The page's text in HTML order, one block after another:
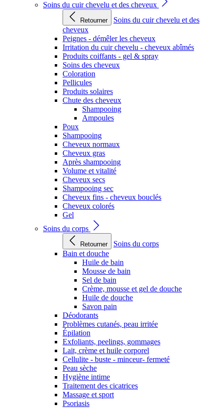
Soins du cuir chevelu et des cheveux
Retourner
Soins du cuir chevelu et des
cheveux
Peignes - démêler les cheveux
Irritation du cuir chevelu - cheveux abîmés
Produits coiffants - gel & spray
Soins des cheveux
Coloration
Pellicules
Produits solaires
Chute des cheveux
Shampooing
Ampoules
Poux
Shampooing
Cheveux normaux
Cheveux gras
Après shampooing
Volume et vitalité
Cheveux secs
Shampooing sec
Cheveux fins - cheveux bouclés
Cheveux colorés
Gel
Soins du corps
Retourner
Soins du corps
Bain et douche
Huile de bain
Mousse de bain
Sel de bain
Crème, mousse et gel de douche
Huile de douche
Savon pain
Déodorants
Problèmes cutanés, peau irritée
Épilation
Exfoliants, peelings, gommages
Lait, crème et huile corporel
Cellulite - buste - minceur- fermeté
Peau sèche
Hygiène intime
Traitement des cicatrices
Massage et sport
Psoriasis